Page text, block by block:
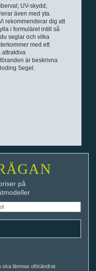
UV-skydd;
även med yta.
rekommenderar dig att
i formuläret intill så
seglar och vilka
med ett
attraktiva
är beskrivna
Segel.
på
lämnas oförändrat.